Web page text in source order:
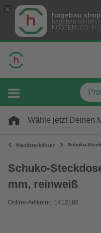
hagebau shop
hagebau connect
KOSTENLOS- In
Wähle jetzt Deinen
Wandsteckdosen Schuko-
Schuko-
mm, reinweiß
Online-Artikelnr.: 1412188